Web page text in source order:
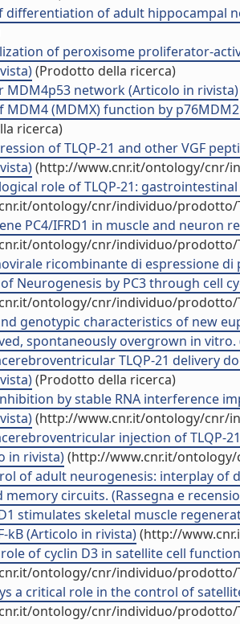
differentiation of adult hippocampal
of peroxisome proliferator-
(Prodotto della ricerca)
MDM4p53 network (Articolo in rivista)
MDM4 (MDMX) function by
ricerca)
of TLQP-21 and other VGF
(http://www.cnr.it/ontology/cnr/
role of TLQP-21:
ontology/cnr/individuo/prodotto/
PC4/IFRD1 in muscle and
ontology/cnr/individuo/prodotto/
ricombinante di espressione
Neurogenesis by PC3 through cell
ontology/cnr/individuo/prodotto/
genotypic characteristics of new
spontaneously overgrown in
TLQP-21 delivery
(Prodotto della ricerca)
by stable RNA interference
(http://www.cnr.it/ontology/cnr/
injection of TLQP-
in rivista)(http://www.cnr.it/
of adult neurogenesis: interplay
circuits. (Rassegna e
stimulates skeletal muscle
kB (Articolo in rivista)(http://
of cyclin D3 in satellite cell
ontology/cnr/individuo/prodotto/
a critical role in the control of
ontology/cnr/individuo/prodotto/